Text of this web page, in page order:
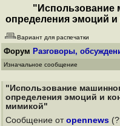
"Использование
определения эмоций
Вариант для распечатки
Форум Разговоры,
Изначальное сообщение
"Использование
определения эмоций и
мимикой"
Сообщение от opennews